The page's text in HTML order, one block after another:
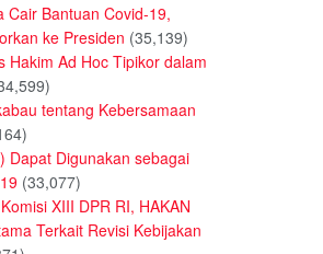
Cair Bantuan Covid-19,
ke Presiden (35,139)
Hakim Ad Hoc Tipikor dalam
tentang Kebersamaan
Dapat Digunakan sebagai
(33,077)
XIII DPR RI, HAKAN
Terkait Revisi Kebijakan